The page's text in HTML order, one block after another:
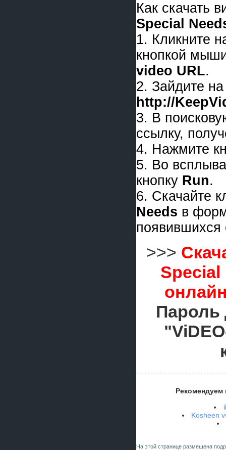
Как скачать
Special
1. Кликните
кнопкой
video URL.
2. Зайдите на
http://
3. В
ссылку,
4. Нажмите
5. Во
кнопку Run.
6. Скачайте
Needs в
появившихся
>>>
Special
Пароль
Рекомендуем
Kosheen
На этой странице размещена